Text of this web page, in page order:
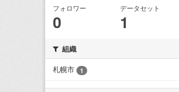
フォロワー
0
データセット
1
組織
札幌市
1